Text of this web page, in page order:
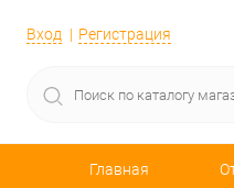
Вход Регистрация
Главная